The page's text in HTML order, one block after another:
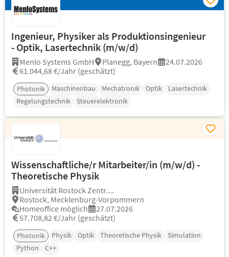
Ingenieur, Physiker als Produktionsingenieur
- Optik, Lasertechnik (m/w/d)
Menlo Systems GmbH Planegg, Bayern
24.07.2026
61.044,68 €/Jahr (geschätzt)
Photonik Maschinenbau Mechatronik Optik
Lasertechnik
Regelungstechnik
Steuerelektronik
Wissenschaftliche/r Mitarbeiter/in (m/w/d) -
Theoretische Physik
Universität Rostock Zentr....
Rostock, Mecklenburg-Vorpommern
Homeoffice möglich
27.07.2026
57.708,82 €/Jahr (geschätzt)
Photonik Physik Optik Theoretische Physik
Simulation
Python
C++